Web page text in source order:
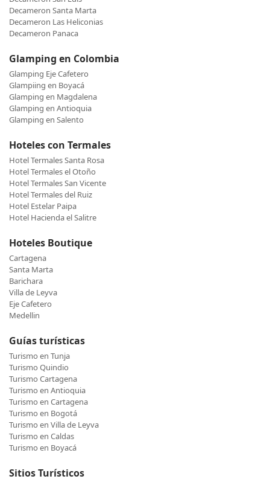
Decameron Santa Marta
Decameron Las Heliconias
Decameron Panaca
Glamping en Colombia
Glamping Eje Cafetero
Glampiing en Boyacá
Glamping en Magdalena
Glamping en Antioquia
Glamping en Salento
Hoteles con Termales
Hotel Termales Santa Rosa
Hotel Termales el Otoño
Hotel Termales San Vicente
Hotel Termales del Ruiz
Hotel Estelar Paipa
Hotel Hacienda el Salitre
Hoteles Boutique
Cartagena
Santa Marta
Barichara
Villa de Leyva
Eje Cafetero
Medellin
Guías turísticas
Turismo en Tunja
Turismo Quindio
Turismo Cartagena
Turismo en Antioquia
Turismo en Cartagena
Turismo en Bogotá
Turismo en Villa de Leyva
Turismo en Caldas
Turismo en Boyacá
Sitios Turísticos